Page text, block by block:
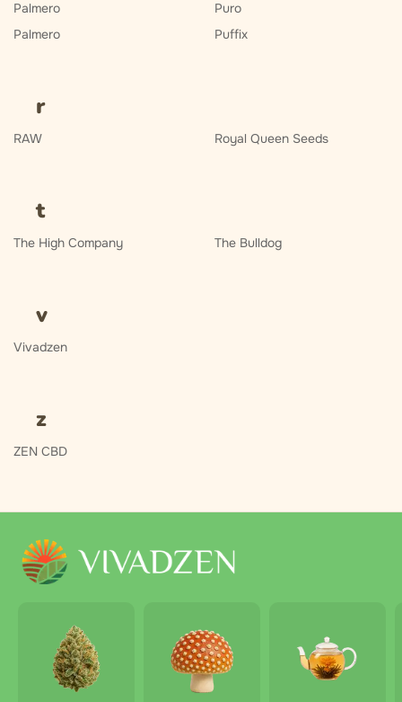
Palmero
Puro
Palmero
Puffix
r
RAW Royal Queen Seeds
t
The High Company The Bulldog
v
Vivadzen
z
ZEN CBD